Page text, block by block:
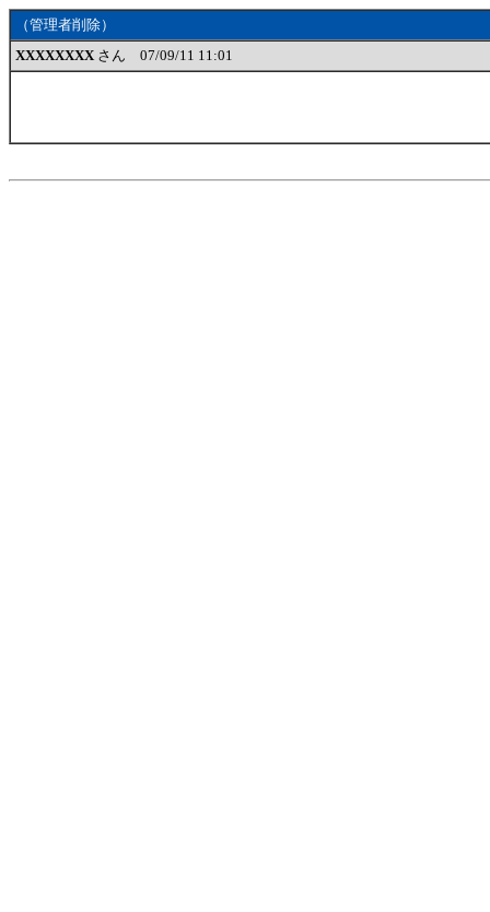
（管理者削除）
XXXXXXXXさん 07/09/11 11:01